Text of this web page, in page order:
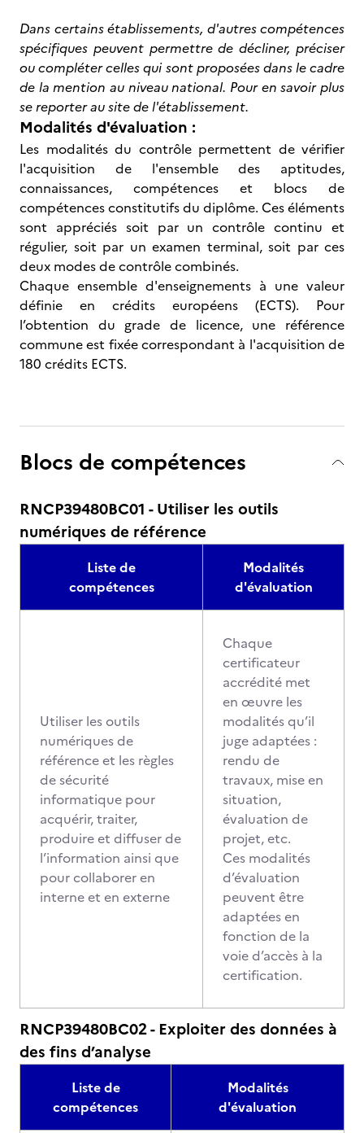
Dans certains établissements, d'autres compétences
spécifiques peuvent permettre de décliner, préciser
ou compléter celles qui sont proposées dans le cadre
de la mention au niveau national. Pour en savoir plus
se reporter au site de l'établissement.
Modalités d'évaluation :
Les modalités du contrôle permettent de vérifier
l'acquisition de l'ensemble des aptitudes,
connaissances, compétences et blocs de
compétences constitutifs du diplôme. Ces éléments
sont appréciés soit par un contrôle continu et
régulier, soit par un examen terminal, soit par ces
deux modes de contrôle combinés.
Chaque ensemble d'enseignements à une valeur
définie en crédits européens (ECTS). Pour
l’obtention du grade de licence, une référence
commune est fixée correspondant à l'acquisition de
180 crédits ECTS.
Blocs de compétences
RNCP39480BC01 - Utiliser les outils
numériques de référence
Liste de
compétences
Modalités
d'évaluation
Utiliser les outils
numériques de
référence et les règles
de sécurité
informatique pour
acquérir, traiter,
produire et diffuser de
l’information ainsi que
pour collaborer en
interne et en externe
Chaque
certificateur
accrédité met
en œuvre les
modalités qu’il
juge adaptées :
rendu de
travaux, mise en
situation,
évaluation de
projet, etc.
Ces modalités
d’évaluation
peuvent être
adaptées en
fonction de la
voie d’accès à la
certification.
RNCP39480BC02 - Exploiter des données à
des fins d’analyse
Liste de
compétences
Modalités
d'évaluation